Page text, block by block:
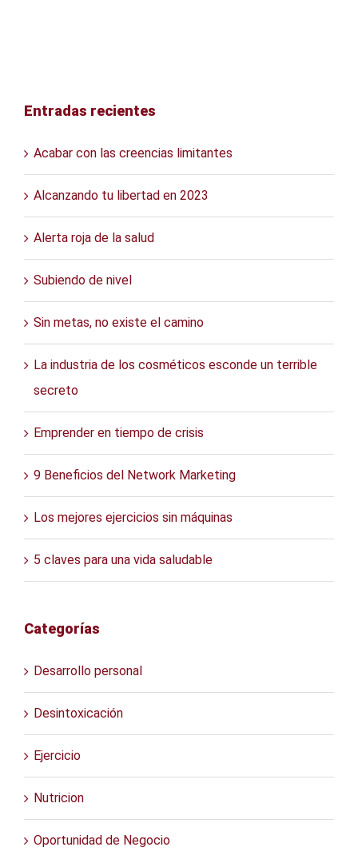
Entradas recientes
Acabar con las creencias limitantes
Alcanzando tu libertad en 2023
Alerta roja de la salud
Subiendo de nivel
Sin metas, no existe el camino
La industria de los cosméticos esconde un terrible
secreto
Emprender en tiempo de crisis
9 Beneficios del Network Marketing
Los mejores ejercicios sin máquinas
5 claves para una vida saludable
Categorías
Desarrollo personal
Desintoxicación
Ejercicio
Nutricion
Oportunidad de Negocio